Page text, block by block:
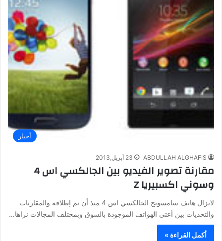
أخبار
ABDULLAH ALGHAFIS 23 أبريل,2013
مقارنة تصوير الفيديو بين الجالكسي اس 4
وسوني اكسبيريا Z
لايزال هاتف سامسونج الجالكسي اس 4 منذ أن تم إطلاقه والمقارنات
والتحديات بين أعتى الهواتف الموجودة بالسوق وبمختلف المجالات نراها…
أكمل القراءة »